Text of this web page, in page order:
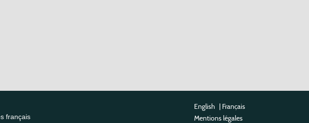
français
English | Français
Mentions légales